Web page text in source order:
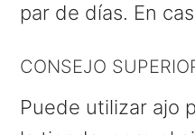
par de días. En
CONSEJO
Puede utilizar ajo